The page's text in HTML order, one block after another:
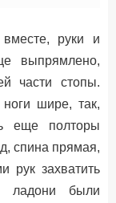
руки и
выпрямлено,
части стопы.
шире, так,
еще полторы
спина прямая,
рук захватить
ладони были